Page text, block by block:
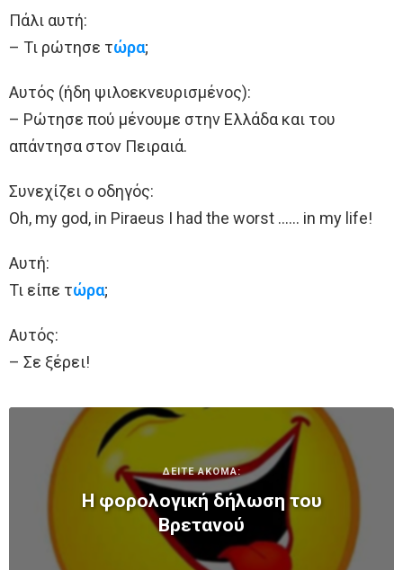
Πάλι αυτή:
– Τι ρώτησε τώρα;
Αυτός (ήδη ψιλοεκνευρισμένος):
– Ρώτησε πού μένουμε στην Ελλάδα και του
απάντησα στον Πειραιά.
Συνεχίζει ο οδηγός:
Oh, my god, in Piraeus I had the worst …… in my life!
Αυτή:
Τι είπε τώρα;
Αυτός:
– Σε ξέρει!
ΔΕΙΤΕ ΑΚΟΜΑ:
Η φορολογική δήλωση του
Βρετανού